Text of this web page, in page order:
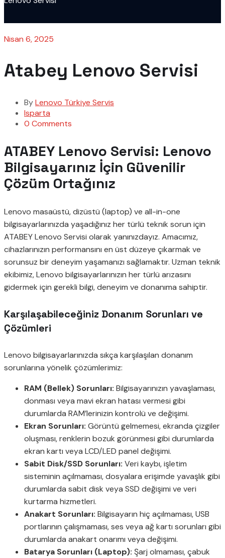
Nisan 6, 2025
Atabey Lenovo Servisi
ByLenovo Türkiye Servis
Isparta
0 Comments
ATABEY Lenovo Servisi: Lenovo
Bilgisayarınız İçin Güvenilir
Çözüm Ortağınız
Lenovo masaüstü, dizüstü (laptop) ve all-in-one
bilgisayarlarınızda yaşadığınız her türlü teknik sorun için
ATABEY Lenovo Servisi olarak yanınızdayız. Amacımız,
cihazlarınızın performansını en üst düzeye çıkarmak ve
sorunsuz bir deneyim yaşamanızı sağlamaktır. Uzman teknik
ekibimiz, Lenovo bilgisayarlarınızın her türlü arızasını
gidermek için gerekli bilgi, deneyim ve donanıma sahiptir.
Karşılaşabileceğiniz Donanım Sorunları ve
Çözümleri
Lenovo bilgisayarlarınızda sıkça karşılaşılan donanım
sorunlarına yönelik çözümlerimiz:
RAM (Bellek) Sorunları: Bilgisayarınızın yavaşlaması,
donması veya mavi ekran hatası vermesi gibi
durumlarda RAM’lerinizin kontrolü ve değişimi.
Ekran Sorunları: Görüntü gelmemesi, ekranda çizgiler
oluşması, renklerin bozuk görünmesi gibi durumlarda
ekran kartı veya LCD/LED panel değişimi.
Sabit Disk/SSD Sorunları: Veri kaybı, işletim
sisteminin açılmaması, dosyalara erişimde yavaşlık gibi
durumlarda sabit disk veya SSD değişimi ve veri
kurtarma hizmetleri.
Anakart Sorunları: Bilgisayarın hiç açılmaması, USB
portlarının çalışmaması, ses veya ağ kartı sorunları gibi
durumlarda anakart onarımı veya değişimi.
Batarya Sorunları (Laptop): Şarj olmaması, çabuk